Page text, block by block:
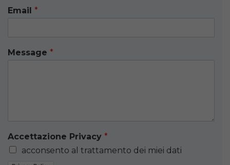
Email *
Message *
Accettazione Privacy *
acconsento al trattamento dei miei dati